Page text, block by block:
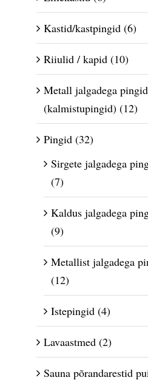
Kastid/kastpingid (6)
Riiulid / kapid (10)
Metall jalgadega pingid
(kalmistupingid) (12)
Pingid (32)
Sirgete jalgadega
(7)
Kaldus jalgadega
(9)
Metallist jalgadega
(12)
Istepingid (4)
Lavaastmed (2)
Sauna põrandarestid